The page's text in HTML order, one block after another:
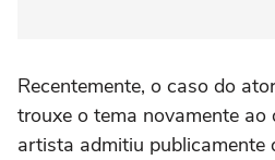
Recentemente, o caso do
trouxe o tema novamente ao
artista admitiu publicamente